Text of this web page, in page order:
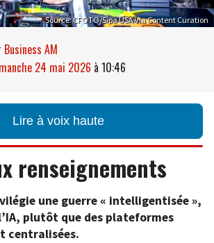
Source: CFOTO/Sipa USA via Content Curation
Business AM
24 mai 2026 à 10:46
Lire à voix haute
renseignements
une guerre « intelligentisée »,
plutôt que des plateformes
centralisées.